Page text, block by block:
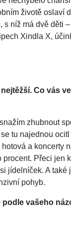
životě oslaví
níž má dvě děti
Xindla X,
Co vás
zhubnout
tu najednou
a koncerty
Přeci jen
jídelníček. A také
pohyb.
vašeho